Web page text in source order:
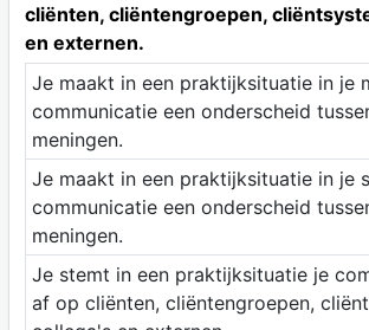
cliënten, cliëntengroepen,
en externen.
Je maakt in een praktijksituatie in je
communicatie een onderscheid
meningen.
Je maakt in een praktijksituatie in je
communicatie een onderscheid
meningen.
Je stemt in een praktijksituatie je
af op cliënten, cliëntengroepen,